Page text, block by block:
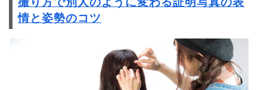
情と姿勢のコツ